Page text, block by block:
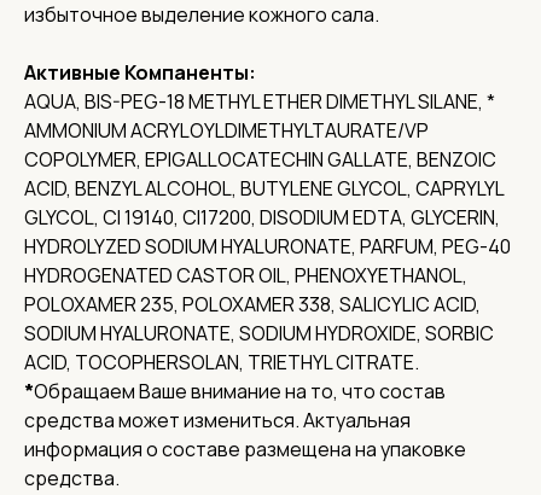
избыточное выделение кожного сала.
Активные Компаненты:
AQUA, BIS-PEG-18 METHYL ETHER DIMETHYL SILANE, *
AMMONIUM ACRYLOYLDIMETHYLTAURATE/VP
COPOLYMER, EPIGALLOCATECHIN GALLATE, BENZOIC
ACID, BENZYL ALCOHOL, BUTYLENE GLYCOL, CAPRYLYL
GLYCOL, CI 19140, CI17200, DISODIUM EDTA, GLYCERIN,
HYDROLYZED SODIUM HYALURONATE, PARFUM, PEG-40
HYDROGENATED CASTOR OIL, PHENOXYETHANOL,
POLOXAMER 235, POLOXAMER 338, SALICYLIC ACID,
SODIUM HYALURONATE, SODIUM HYDROXIDE, SORBIC
ACID, TOCOPHERSOLAN, TRIETHYL CITRATE.
*Обращаем Ваше внимание на то, что состав
средства может измениться. Актуальная
информация о составе размещена на упаковке
средства.